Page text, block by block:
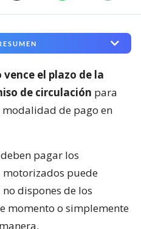
el plazo de la
de circulación para
de pago en
pagar los
puede
dispones de los
momento o simplemente